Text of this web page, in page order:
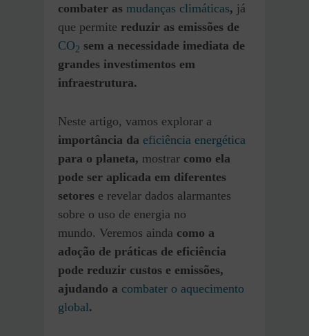
combater as mudanças climáticas, já
que permite reduzir as emissões de
CO2 sem a necessidade imediata de
grandes investimentos em
infraestrutura.
Neste artigo, vamos explorar a
importância da eficiência energética
para o planeta, mostrar como ela
pode ser aplicada em diferentes
setores e revelar dados alarmantes
sobre o uso de energia no
mundo. Veremos ainda como a
adoção de práticas de eficiência
pode reduzir custos e emissões,
ajudando a combater o aquecimento
global.